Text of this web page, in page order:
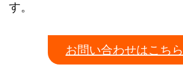
す。
お問い合わせはこちら